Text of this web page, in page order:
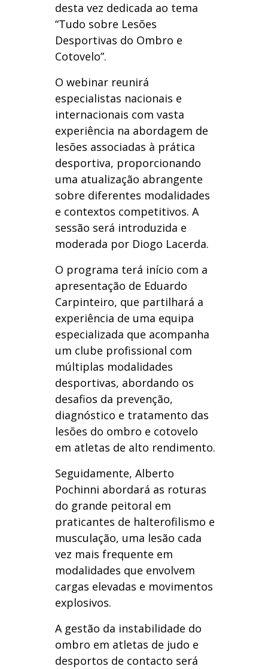
desta vez dedicada ao tema
“Tudo sobre Lesões
Desportivas do Ombro e
Cotovelo”.
O webinar reunirá
especialistas nacionais e
internacionais com vasta
experiência na abordagem de
lesões associadas à prática
desportiva, proporcionando
uma atualização abrangente
sobre diferentes modalidades
e contextos competitivos. A
sessão será introduzida e
moderada por Diogo Lacerda.
O programa terá início com a
apresentação de Eduardo
Carpinteiro, que partilhará a
experiência de uma equipa
especializada que acompanha
um clube profissional com
múltiplas modalidades
desportivas, abordando os
desafios da prevenção,
diagnóstico e tratamento das
lesões do ombro e cotovelo
em atletas de alto rendimento.
Seguidamente, Alberto
Pochinni abordará as roturas
do grande peitoral em
praticantes de halterofilismo e
musculação, uma lesão cada
vez mais frequente em
modalidades que envolvem
cargas elevadas e movimentos
explosivos.
A gestão da instabilidade do
ombro em atletas de judo e
desportos de contacto será